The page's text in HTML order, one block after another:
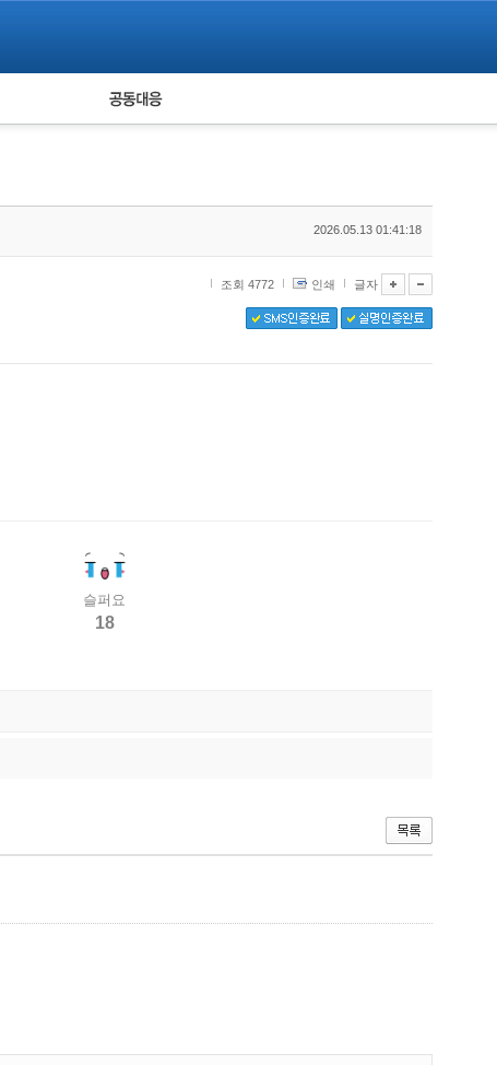
피해자 공동대응
2026.05.13 01:41:18
조회 4772 인쇄 글자
슬퍼요
18